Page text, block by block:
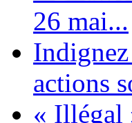
26 mai...
actions
« Illégal